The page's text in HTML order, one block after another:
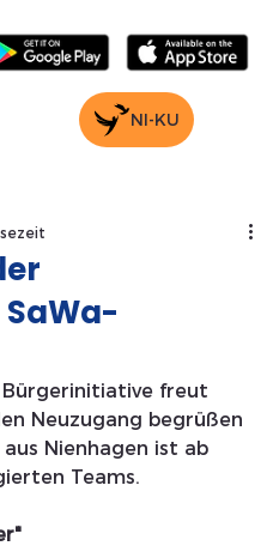
NI-KU
Bürgerinitiative freut
Neuzugang begrüßen
Nienhagen ist ab
Teams.